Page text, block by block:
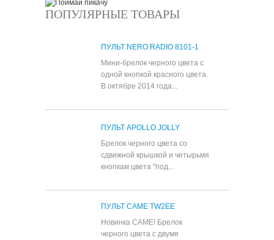
ПОПУЛЯРНЫЕ ТОВАРЫ
ПУЛЬТ NERO RADIO 8101-1
Мини-брелок черного цвета с
одной кнопкой красного цвета.
В октябре 2014 года...
ПУЛЬТ APOLLO JOLLY
Брелок черного цвета со
сдвижной крышкой и четырьмя
кнопкам цвета "под...
ПУЛЬТ CAME TW2EE
Новинка CAME! Брелок
черного цвета с двумя